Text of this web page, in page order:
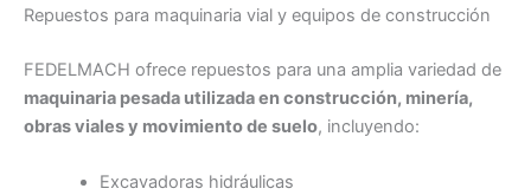
Repuestos para maquinaria vial y equipos de construcción
FEDELMACH ofrece repuestos para una amplia variedad de
maquinaria pesada utilizada en construcción, minería,
obras viales y movimiento de suelo, incluyendo:
Excavadoras hidráulicas